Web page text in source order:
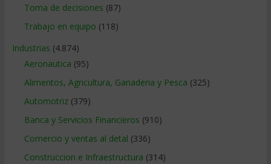
Toma de decisiones (87)
Trabajo en equipo (118)
Industrias (4.874)
Aeronautica (95)
Alimentos, Agricultura, Ganaderia y Pesca (325)
Automotriz(379)
Banca y Servicios Financieros (910)
Comercio y ventas al detal (336)
Construccion e Infraestructura (314)